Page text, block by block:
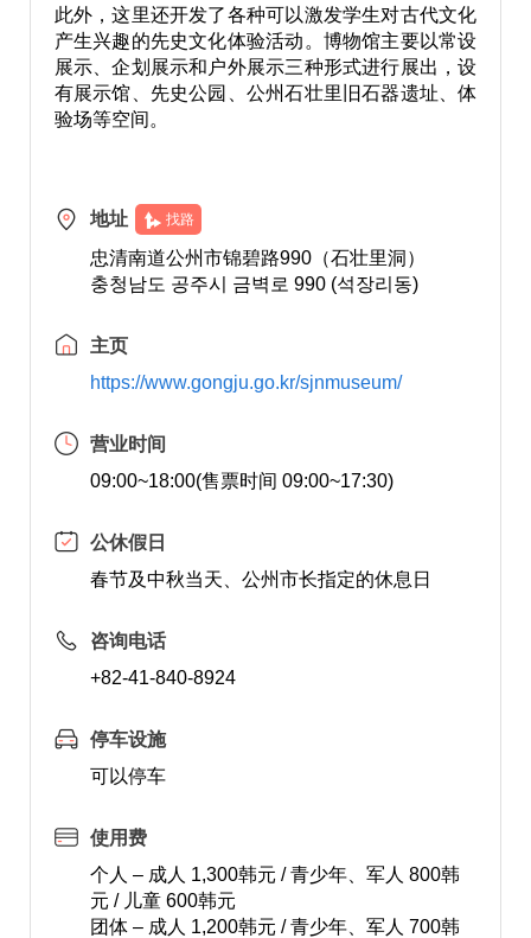
此外，这里还开发了各种可以激发学生对古代文化
产生兴趣的先史文化体验活动。博物馆主要以常设
展示、企划展示和户外展示三种形式进行展出，设
有展示馆、先史公园、公州石壮里旧石器遗址、体
验场等空间。
地址 找路
忠清南道公州市锦碧路990（石壮里洞）
충청남도 공주시 금벽로 990 (석장리동)
主页
https://www.gongju.go.kr/sjnmuseum/
营业时间
09:00~18:00(售票时间 09:00~17:30)
公休假日
春节及中秋当天、公州市长指定的休息日
咨询电话
+82-41-840-8924
停车设施
可以停车
使用费
个人 – 成人 1,300韩元 / 青少年、军人 800韩
元 / 儿童 600韩元
团体 – 成人 1,200韩元 / 青少年、军人 700韩